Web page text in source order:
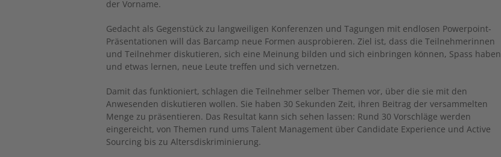
der Vorname.
Gedacht als Gegenstück zu langweiligen Konferenzen und Tagungen mit endlosen Powerpoint-
Präsentationen will das Barcamp neue Formen ausprobieren. Ziel ist, dass die Teilnehmerinnen
und Teilnehmer diskutieren, sich eine Meinung bilden und sich einbringen können, Spass haben
und etwas lernen, neue Leute treffen und sich vernetzen.
Damit das funktioniert, schlagen die Teilnehmer selber Themen vor, über die sie mit den
Anwesenden diskutieren wollen. Sie haben 30 Sekunden Zeit, ihren Beitrag der versammelten
Menge zu präsentieren. Das Resultat kann sich sehen lassen: Rund 30 Vorschläge werden
eingereicht, von Themen rund ums Talent Management über Candidate Experience und Active
Sourcing bis zu Altersdiskriminierung.